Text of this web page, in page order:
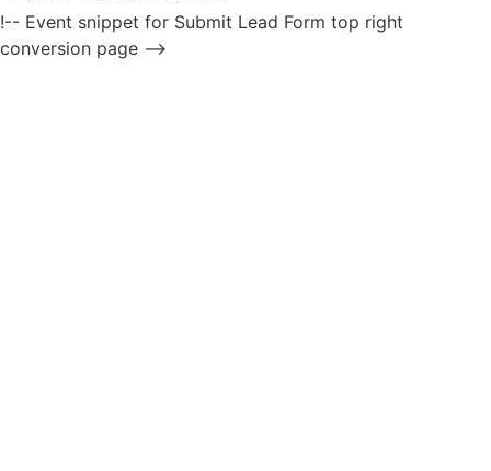
!-- Event snippet for Submit Lead Form top right
conversion page -->